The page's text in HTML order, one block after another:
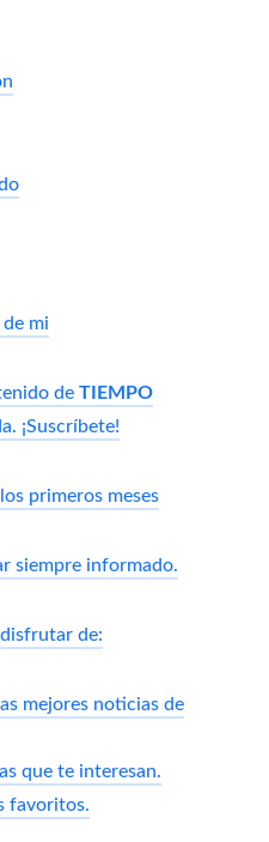
de mi
de TIEMPO
¡Suscríbete!
primeros meses
siempre informado.
de:
mejores noticias de
que te interesan.
favoritos.